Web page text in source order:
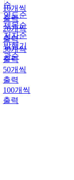
순
연도순
제목순
저자순
발행기
관순
10개씩
출력
20개씩
출력
30개씩
출력
50개씩
출력
100개씩
출력